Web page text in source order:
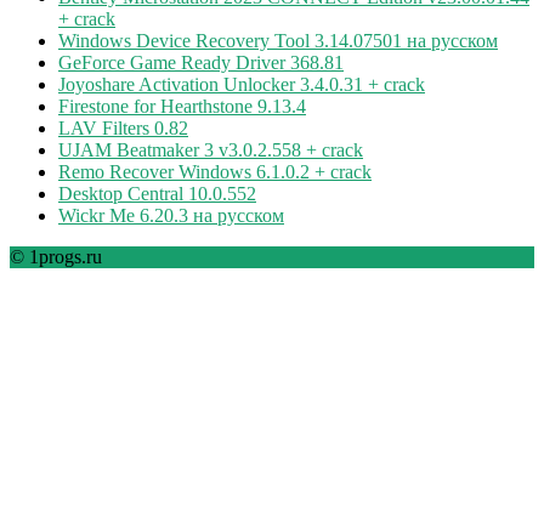
+ crack
Windows Device Recovery Tool 3.14.07501 на русском
GeForce Game Ready Driver 368.81
Joyoshare Activation Unlocker 3.4.0.31 + crack
Firestone for Hearthstone 9.13.4
LAV Filters 0.82
UJAM Beatmaker 3 v3.0.2.558 + crack
Remo Recover Windows 6.1.0.2 + crack
Desktop Central 10.0.552
Wickr Me 6.20.3 на русском
© 1progs.ru